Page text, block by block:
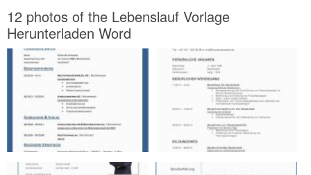
12 photos of the Lebenslauf Vorlage
Herunterladen Word